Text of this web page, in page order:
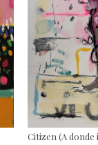
Citizen (A donde